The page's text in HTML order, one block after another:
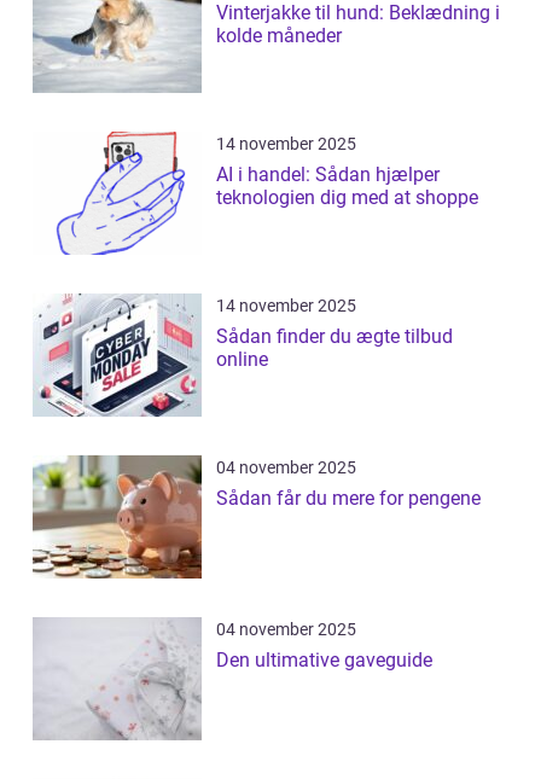
Vinterjakke til hund: Beklædning i
kolde måneder
14 november 2025
AI i handel: Sådan hjælper
teknologien dig med at shoppe
14 november 2025
Sådan finder du ægte tilbud
online
04 november 2025
Sådan får du mere for pengene
04 november 2025
Den ultimative gaveguide